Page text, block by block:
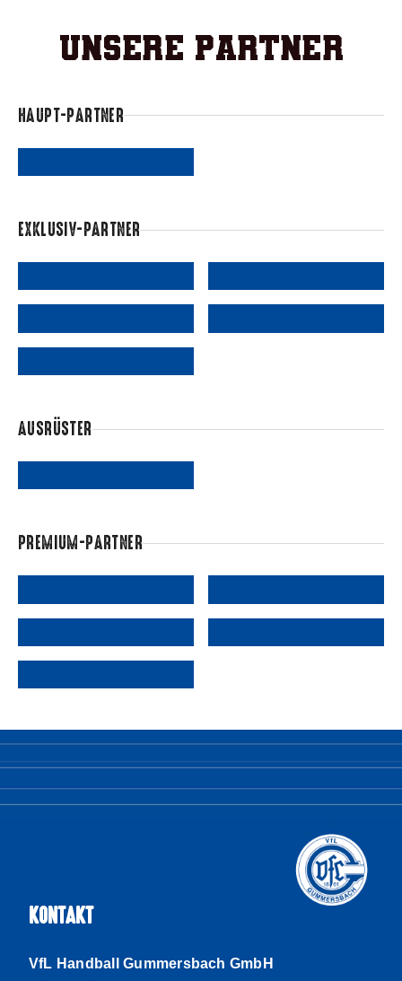
Unsere Partner
HAUPT-PARTNER
EXKLUSIV-PARTNER
AUSRÜSTER
PREMIUM-PARTNER
KONTAKT
VfL Handball Gummersbach GmbH